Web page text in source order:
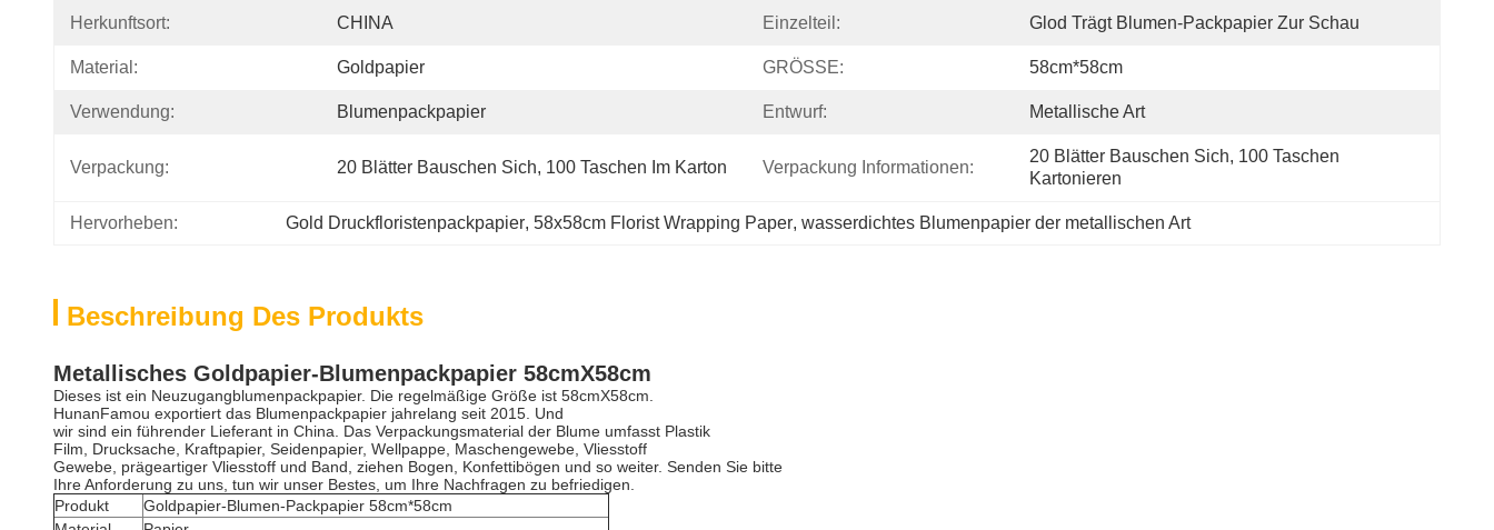
Herkunftsort: CHINA Einzelteil: Glod Trägt Blumen-Packpapier Zur Schau
Material: Goldpapier GRÖSSE: 58cm*58cm
Verwendung: Blumenpackpapier Entwurf: Metallische Art
Verpackung: 20 Blätter Bauschen Sich, 100 Taschen Im Karton Verpackung Informationen:
20 Blätter Bauschen Sich, 100 Taschen
Kartonieren
Hervorheben: Gold Druckfloristenpackpapier, 58x58cm Florist Wrapping Paper, wasserdichtes Blumenpapier der metallischen Art
Beschreibung Des Produkts
Metallisches Goldpapier-Blumenpackpapier 58cmX58cm
Dieses ist ein Neuzugangblumenpackpapier. Die regelmäßige Größe ist 58cmX58cm.
HunanFamou exportiert das Blumenpackpapier jahrelang seit 2015. Und
wir sind ein führender Lieferant in China. Das Verpackungsmaterial der Blume umfasst Plastik
Film, Drucksache, Kraftpapier, Seidenpapier, Wellpappe, Maschengewebe, Vliesstoff
Gewebe, prägeartiger Vliesstoff und Band, ziehen Bogen, Konfettibögen und so weiter. Senden Sie bitte
Ihre Anforderung zu uns, tun wir unser Bestes, um Ihre Nachfragen zu befriedigen.
Produkt
Goldpapier-Blumen-Packpapier 58cm*58cm